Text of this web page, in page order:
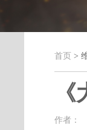
最新新闻
维
首页 >
作者：